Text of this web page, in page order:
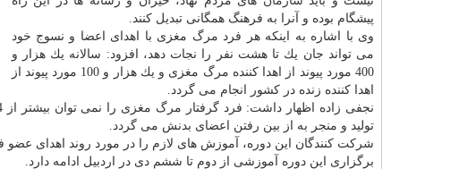
پیشگام بوده و آنرا به فرهنگ همگانی تبدیل كنند.
وی با اشاره به اینكه هر فرد مرگ مغزی با اهدای اعضا و نسوج خود
می تواند جان یك تا هشت نفر را نجات دهد، افزود: سالانه یك هزار و
400 مورد پیوند از اهدا كننده مرگ مغزی و یك هزار و 100 مورد پیوند از
اهدا كننده زنده در كشور انجام می گردد.
تولید و منجر به از بین رفتن اعضای بدنش می گردد.
شركت كنندگان این دوره، آموزش های لازم را در مورد روند اهدای عضو
برگزاری این دوره آموزشی از دوم تا ششم دی در اردبیل ادامه دارد.